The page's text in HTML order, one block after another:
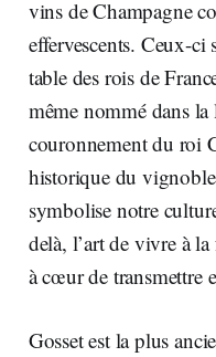
vins de Champagne
effervescents. Ceux-ci
table des rois de
même nommé dans
couronnement du roi
historique du
symbolise notre
delà, l’art de vivre à
à cœur de transmettre
Gosset est la plus